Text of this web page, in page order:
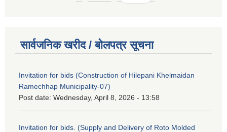
सार्वजनिक खरीद / बोलपत्र सूचना
Invitation for bids (Construction of Hilepani Khelmaidan
Ramechhap Municipality-07)
Post date: Wednesday, April 8, 2026 - 13:58
Invitation for bids. (Supply and Delivery of Roto Molded